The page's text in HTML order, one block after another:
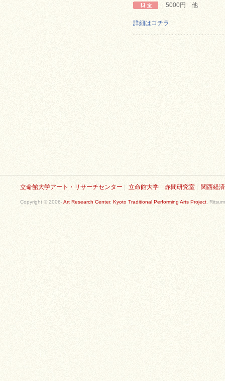
5000円 他
詳細はコチラ
立命館大学アート・リサーチセンター 立命館大学 赤間研究室 関西経
Copyright © 2006-Art Research Center, Kyoto Traditional Performing Arts Project ,